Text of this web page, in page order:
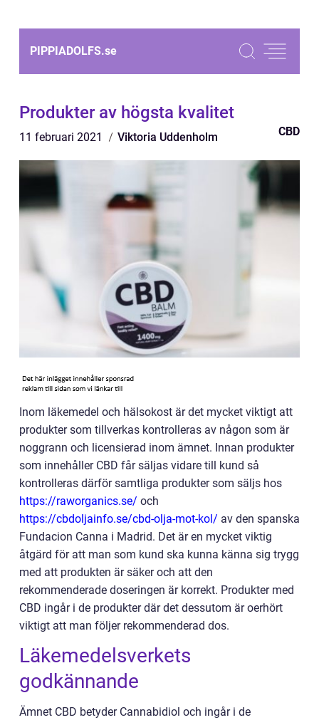
PIPPIADOLFS.se
Produkter av högsta kvalitet
11 februari 2021 Viktoria Uddenholm CBD
Inom läkemedel och hälsokost är det mycket viktigt att
produkter som tillverkas kontrolleras av någon som är
noggrann och licensierad inom ämnet. Innan produkter
som innehåller CBD får säljas vidare till kund så
kontrolleras därför samtliga produkter som säljs hos
https://raworganics.se/ och
https://cbdoljainfo.se/cbd-olja-mot-kol/ av den spanska
Fundacion Canna i Madrid. Det är en mycket viktig
åtgärd för att man som kund ska kunna känna sig trygg
med att produkten är säker och att den
rekommenderade doseringen är korrekt. Produkter med
CBD ingår i de produkter där det dessutom är oerhört
viktigt att man följer rekommenderad dos.
Läkemedelsverkets
godkännande
Ämnet CBD betyder Cannabidiol och ingår i de